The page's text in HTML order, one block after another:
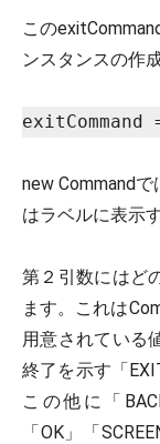
この
ンスタンスの作
new Command
はラベルに表示
第２引数にはど
ます。これは
用意されている
終了を示す「
この他に「
「OK」「